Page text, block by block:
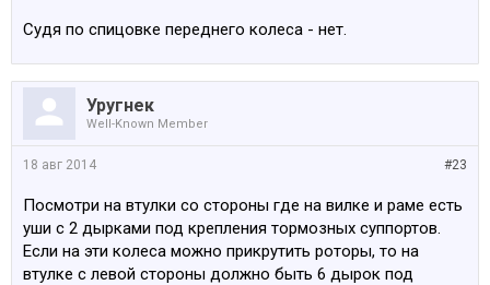
Судя по спицовке переднего колеса - нет.
Уругнек
Well-Known Member
#23
18 авг 2014
Посмотри на втулки со стороны где на вилке и раме есть
уши с 2 дырками под крепления тормозных суппортов.
Если на эти колеса можно прикрутить роторы, то на
втулке с левой стороны должно быть 6 дырок под